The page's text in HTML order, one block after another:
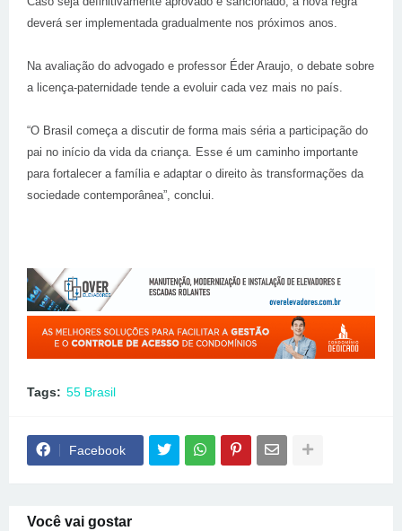
deverá ser implementada gradualmente nos próximos anos.
Na avaliação do advogado e professor Éder Araujo, o debate sobre
a licença-paternidade tende a evoluir cada vez mais no país
“O Brasil começa a discutir de forma mais séria a participação do
pai no início da vida da criança. Esse é um caminho importante
para fortalecer a família e adaptar o direito às transformações da
sociedade contemporânea”, conclui.
Tags: 55 Brasil
Facebook
Você vai gostar